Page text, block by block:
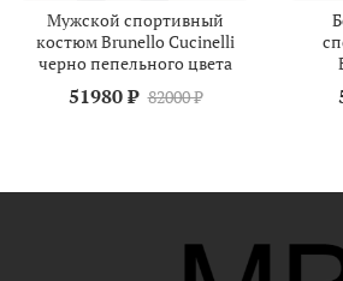
Мужской спортивный
костюм Brunello Cucinelli
черно пепельного цвета
51980 ₽ 82000 ₽